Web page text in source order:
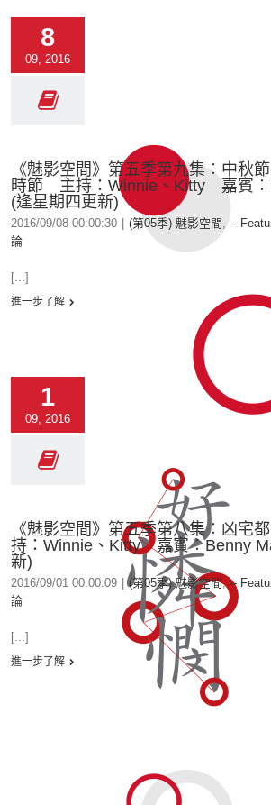
8
09, 2016
《魅影空間》第五季第九集︰中秋
時節 主持：Winnie、Kitty 嘉賓
(逢星期四更新)
2016/09/08 00:00:30 (第05季) 魅影空間 ,--
論
[...]
進一步了解
1
09, 2016
《魅影空間》第五季第八集︰凶宅
持：Winnie、Kitty 嘉賓︰Benny
新)
2016/09/01 00:00:09 (第05季) 魅影空間, --
論
[...]
進一步了解